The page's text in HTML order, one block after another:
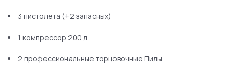
3 пистолета (+2 запасных)
1 компрессор 200 л
2 профессиональные торцовочные Пилы